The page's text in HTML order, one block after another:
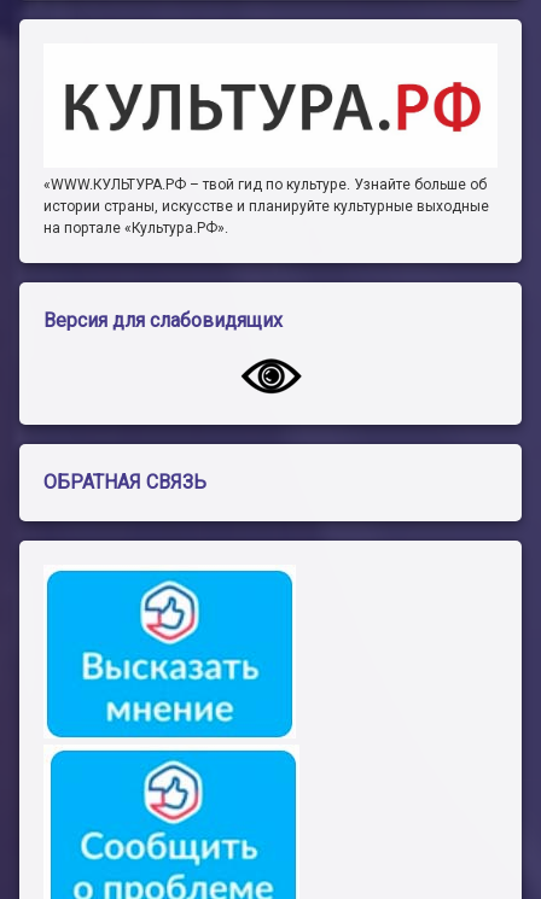
«WWW.КУЛЬТУРА.РФ – твой гид по культуре. Узнайте больше об
истории страны, искусстве и планируйте культурные выходные
на портале «Культура.РФ».
Версия для слабовидящих
ОБРАТНАЯ СВЯЗЬ